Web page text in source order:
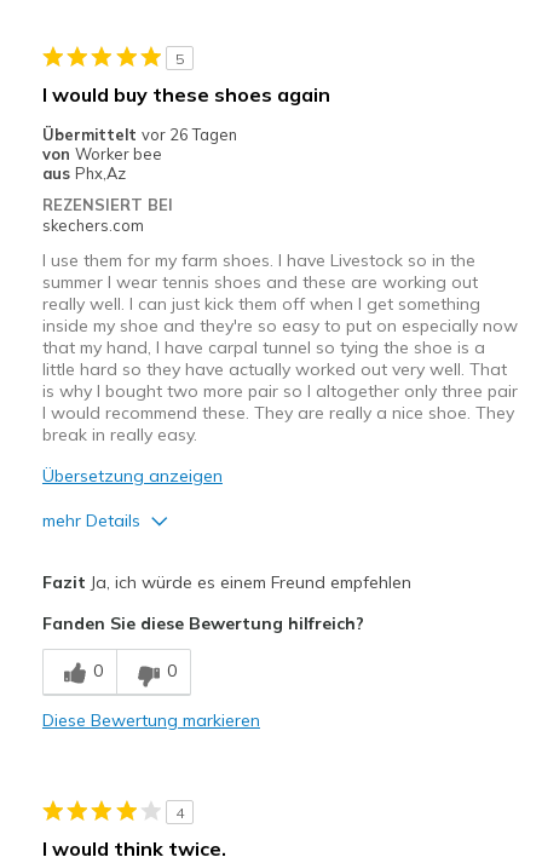
Geeignete Verwendung
Going Out
Travel
Width
Feels true to width
Sizing
Feels true to size
View On Shoes
I'm Into Shoes
5
I would buy these shoes again
Übermittelt vor 26 Tagen
von Worker bee
aus Phx,Az
REZENSIERT BEI
skechers.com
I use them for my farm shoes. I have Livestock so in the
summer I wear tennis shoes and these are working out
really well. I can just kick them off when I get something
inside my shoe and they're so easy to put on especially now
that my hand, I have carpal tunnel so tying the shoe is a
little hard so they have actually worked out very well. That
is why I bought two more pair so I altogether only three pair
I would recommend these. They are really a nice shoe. They
break in really easy.
Übersetzung anzeigen
mehr Details
Comfortable
Durable
I have Livestock so I use these for my around th
Fazit Ja, ich würde es einem Freund empfehlen
Fanden Sie diese Bewertung hilfreich?
0 0
Diese Bewertung markieren
4
I would think twice.